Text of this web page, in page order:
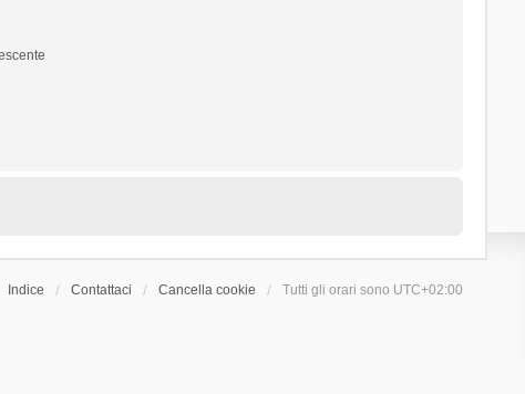
Indice Contattaci Cancella cookie Tutti gli orari sono UTC+02:00